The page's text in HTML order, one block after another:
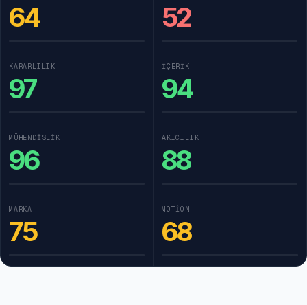
64 52
KARARLILIK
97
İÇERIK
94
MÜHENDISLIK
96
AKICILIK
88
MARKA
75
MOTION
68